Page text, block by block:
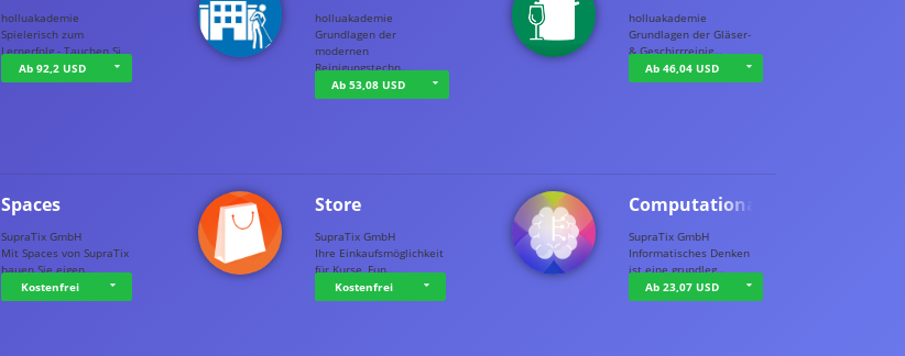
holluakademie
Spielerisch zum
Lernerfolg - Tauchen Si…
Ab 92,2 USD
holluakademie
Grundlagen der
modernen
Reinigungstechn…
Ab 53,08 USD
holluakademie
Grundlagen der Gläser-
& Geschirrreinig…
Ab 46,04 USD
Spaces
SupraTix GmbH
Mit Spaces von SupraTix
bauen Sie eigen…
Kostenfrei
Store
SupraTix GmbH
Ihre Einkaufsmöglichkeit
für Kurse, Fun…
Kostenfrei
Computational T…
SupraTix GmbH
Informatisches Denken
ist eine grundleg…
Ab 23,07 USD